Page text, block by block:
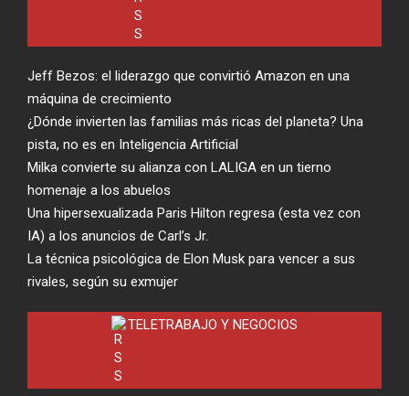
Jeff Bezos: el liderazgo que convirtió Amazon en una
máquina de crecimiento
¿Dónde invierten las familias más ricas del planeta? Una
pista, no es en Inteligencia Artificial
Milka convierte su alianza con LALIGA en un tierno
homenaje a los abuelos
Una hipersexualizada Paris Hilton regresa (esta vez con
IA) a los anuncios de Carl’s Jr.
La técnica psicológica de Elon Musk para vencer a sus
rivales, según su exmujer
TELETRABAJO Y NEGOCIOS